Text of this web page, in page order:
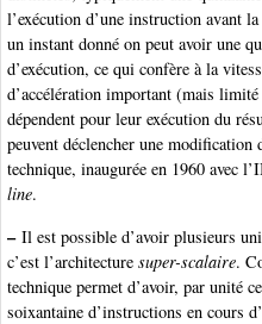
l’exécution d’une instruction avant
un instant donné on peut avoir une
d’exécution, ce qui confère à la
d’accélération important (mais
dépendent pour leur exécution du
peuvent déclencher une modification
technique, inaugurée en 1960 avec
line.
–Il est possible d’avoir plusieurs
c’est l’architecture super-scalaire.
technique permet d’avoir, par unité
soixantaine d’instructions en cours